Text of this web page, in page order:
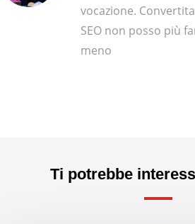
vocazione.
SEO non posso più
meno
Ti potrebbe